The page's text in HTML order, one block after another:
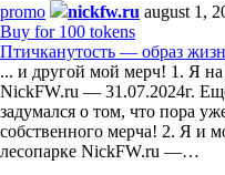
promo nickfw.ru august 1,
Buy for 100 tokens
Птичканутость — образ
... и другой мой мерч! 1. Я
NickFW.ru — 31.07.2024г.
задумался о том, что пора
собственного мерча! 2. Я и
лесопарке NickFW.ru —…